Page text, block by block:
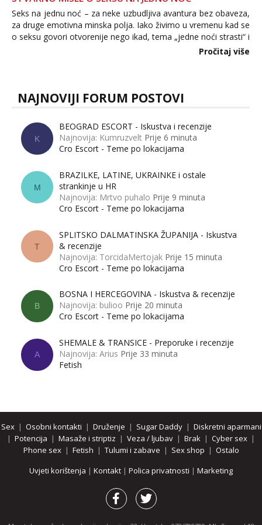
Seks na jednu noć – za neke uzbudljiva avantura bez obaveza,
za druge emotivna minska polja. Iako živimo u vremenu kad se
o seksu govori otvorenije nego ikad, tema „jedne noći strasti“ i
dalje izaziva burne rasprave. Što zapravo misle žene, a što
Pročitaj više
NAJNOVIJI FORUM POSTOVI
K
BEOGRAD ESCORT - Iskustva i recenzije
Najnovija: Kumruzvelt Prije 6 minuta
Cro Escort - Teme po lokacijama
M
BRAZILKE, LATINE, UKRAINKE i ostale
strankinje u HR
Najnovija: Mrtvo puhalo Prije 9 minuta
Cro Escort - Teme po lokacijama
T
SPLITSKO DALMATINSKA ŽUPANIJA - Iskustva
& recenzije
Najnovija: TorcidaMertojak Prije 15 minuta
Cro Escort - Teme po lokacijama
B
BOSNA I HERCEGOVINA - Iskustva & recenzije
Najnovija: bulioo Prije 20 minuta
Cro Escort - Teme po lokacijama
A
SHEMALE & TRANSICE - Preporuke i recenzije
Najnovija: Arius Prije 33 minuta
Fetish
Sex| Osobni kontakti | Druženje | Sugar Daddy| Diskretni aparmani
| Potencija | Masaže i striptiz | Veza / ljubav | Brak | Cyber sex |
Phone sex| Fetish | Tulumi i zabave | Sex shop | Ostalo
Uvjeti korištenja | Kontakt | Polica privatnosti | Marketing